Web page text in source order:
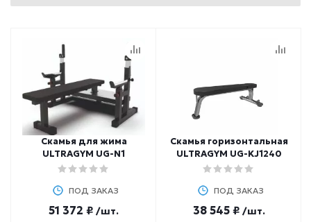
Скамья для жима
ULTRAGYM UG-N1
ПОД ЗАКАЗ
51 372 ₽ /шт.
Скамья горизонтальная
ULTRAGYM UG-KJ1240
ПОД ЗАКАЗ
38 545 ₽ /шт.